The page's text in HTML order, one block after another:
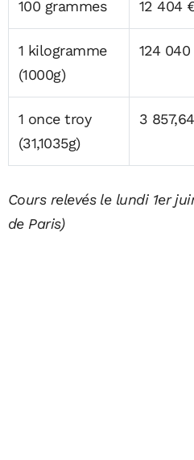
100 grammes 12 404
1 kilogramme
(1000g)
124
1 once troy
(31,1035g)
3
Cours relevés le lundi 1er
de Paris)